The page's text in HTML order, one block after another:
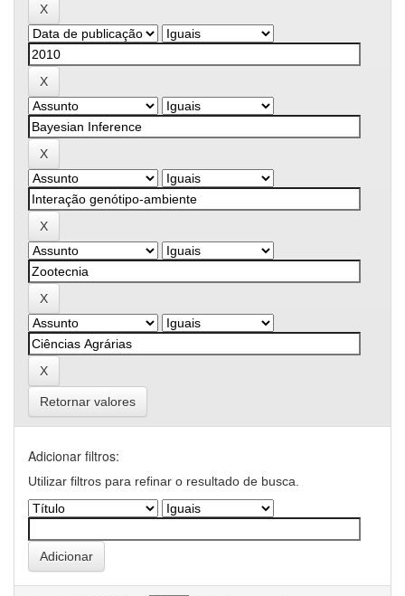
Retornar valores
Adicionar filtros:
Utilizar filtros para refinar o resultado de busca.